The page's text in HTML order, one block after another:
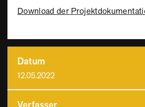
Download der
Datum
12.05.2022